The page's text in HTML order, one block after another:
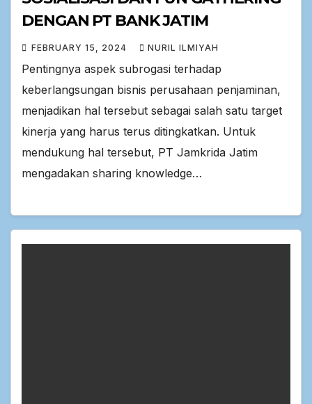
DENGAN PT BANK JATIM
FEBRUARY 15, 2024 NURIL ILMIYAH
Pentingnya aspek subrogasi terhadap
keberlangsungan bisnis perusahaan penjaminan,
menjadikan hal tersebut sebagai salah satu target
kinerja yang harus terus ditingkatkan. Untuk
mendukung hal tersebut, PT Jamkrida Jatim
mengadakan sharing knowledge…